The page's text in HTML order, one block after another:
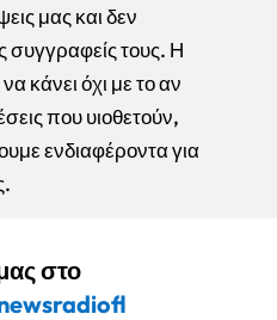
μας και δεν
συγγραφείς τους. Η
κάνει όχι με το αν
που υιοθετούν,
ενδιαφέροντα για
στο